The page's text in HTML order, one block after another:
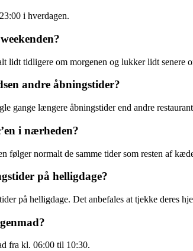
i hverdagen.
lidt tidligere om morgenen og lukker lidt senere
andre åbningstider?
gange længere åbningstider end andre
i nærheden?
følger normalt de samme tider som resten af
på helligdage?
på helligdage. Det anbefales at tjekke deres
fra kl. 06:00 til 10:30.